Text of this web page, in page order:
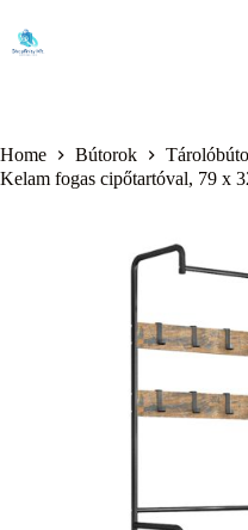
content
Home Bútorok
Kelam fogas cipőtartóval, 79 x